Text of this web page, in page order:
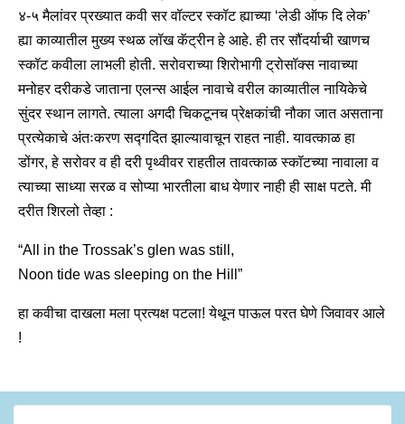
४-५ मैलांवर प्रख्यात कवी सर वॉल्टर स्कॉट ह्याच्या ‘लेडी ऑफ दि लेक’
ह्या काव्यातील मुख्य स्थळ लॉख कॅट्रीन हे आहे. ही तर सौंदर्याची खाणच
स्कॉट कवीला लाभली होती. सरोवराच्या शिरोभागी ट्रोसॉक्स नावाच्या
मनोहर दरीकडे जाताना एलन्स आईल नावाचे वरील काव्यातील नायिकेचे
सुंदर स्थान लागते. त्याला अगदी चिकटूनच प्रेक्षकांची नौका जात असताना
प्रत्येकाचे अंतःकरण सद्गदित झाल्यावाचून राहत नाही. यावत्काळ हा
डोंगर, हे सरोवर व ही दरी पृथ्वीवर राहतील तावत्काळ स्कॉटच्या नावाला व
त्याच्या साध्या सरळ व सोप्या भारतीला बाध येणार नाही ही साक्ष पटते. मी
दरीत शिरलो तेव्हा :
“All in the Trossak’s glen was still,
Noon tide was sleeping on the Hill”
हा कवीचा दाखला मला प्रत्यक्ष पटला! येथून पाऊल परत घेणे जिवावर आले
!